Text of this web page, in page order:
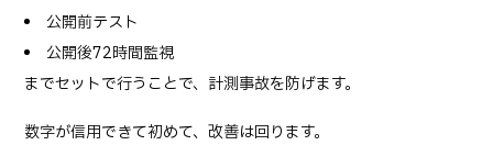
公開前テスト
公開後72時間監視
までセットで行うことで、計測事故を防げます。
数字が信用できて初めて、改善は回ります。